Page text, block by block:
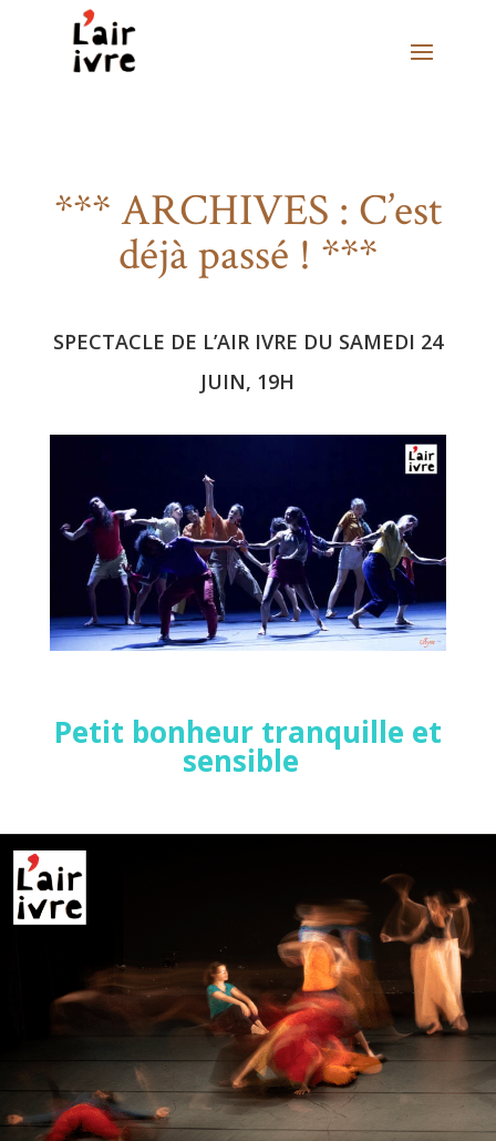
*** ARCHIVES : C’est
déjà passé ! ***
SPECTACLE DE L’AIR IVRE DU SAMEDI 24
JUIN, 19H
Petit bonheur tranquille et
sensible